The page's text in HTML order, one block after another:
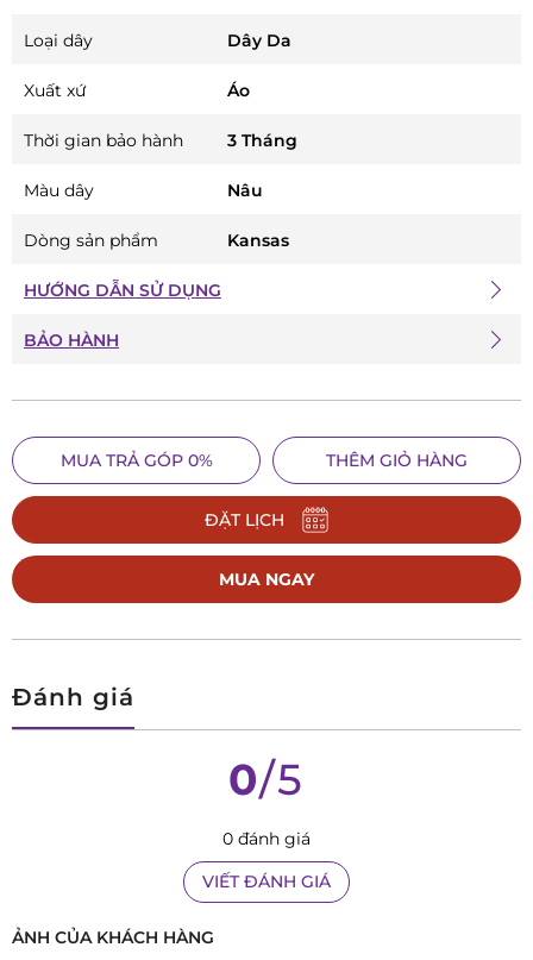
MUA TRẢ GÓP 0% THÊM GIỎ HÀNG
ĐẶT LỊCH
MUA NGAY
Loại dây Dây Da
Xuất xứ Áo
Thời gian bảo hành 3 Tháng
Màu dây Nâu
Dòng sản phẩm Kansas
HƯỚNG DẪN SỬ DỤNG
BẢO HÀNH
Đánh giá
0/5
0 đánh giá
VIẾT ĐÁNH GIÁ
ẢNH CỦA KHÁCH HÀNG